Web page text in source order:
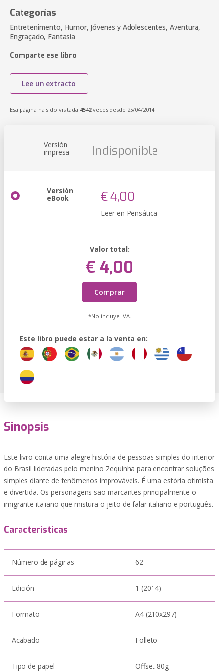
Categorías
Entretenimento, Humor, Jóvenes y Adolescentes, Aventura,
Engraçado, Fantasía
Comparte ese libro
Lee un extracto
Esa página ha sido visitada 4542veces desde 26/04/2014
Versión
impresa Indisponible
Versión
eBook € 4,00
Leer en Pensática
Valor total:
€ 4,00
Comprar
*No incluye IVA.
Este libro puede estar a la venta en:
Sinopsis
Este livro conta uma alegre história de pessoas simples do interior
do Brasil lideradas pelo menino Zequinha para encontrar soluções
simples diante de fenômenos improváveis. É uma estória otimista
e divertida. Os personagens são marcantes principalmente o
imigrante italiano que mistura o jeito de falar italiano e português.
Características
Número de páginas 62
Edición 1 (2014)
Formato A4 (210x297)
Acabado Folleto
Tipo de papel Offset 80g